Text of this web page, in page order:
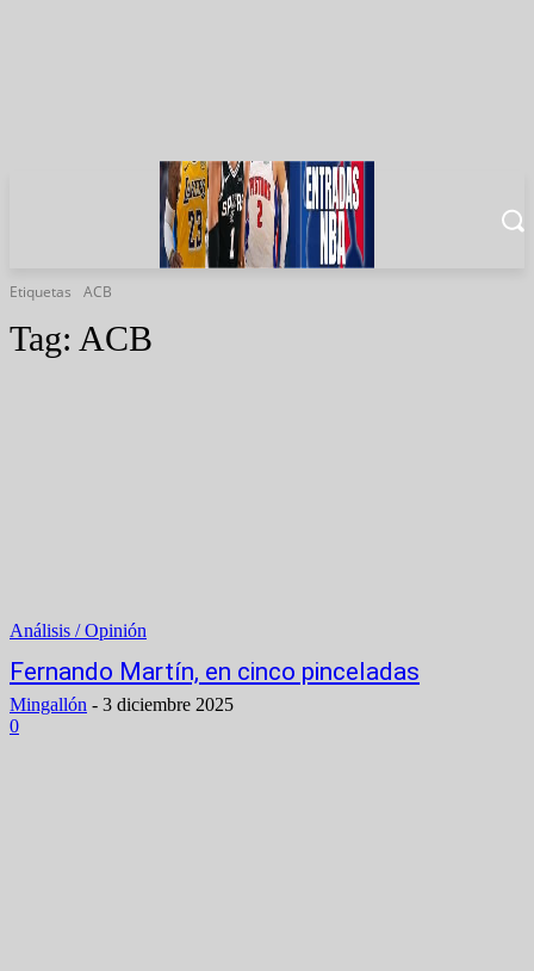
Etiquetas ACB
Tag: ACB
Análisis / Opinión
Fernando Martín, en cinco pinceladas
Mingallón - 3 diciembre 2025
0